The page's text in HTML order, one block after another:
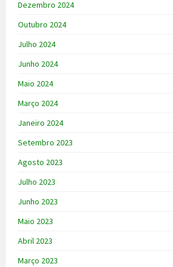
Dezembro 2024
Outubro 2024
Julho 2024
Junho 2024
Maio 2024
Março 2024
Janeiro 2024
Setembro 2023
Agosto 2023
Julho 2023
Junho 2023
Maio 2023
Abril 2023
Março 2023